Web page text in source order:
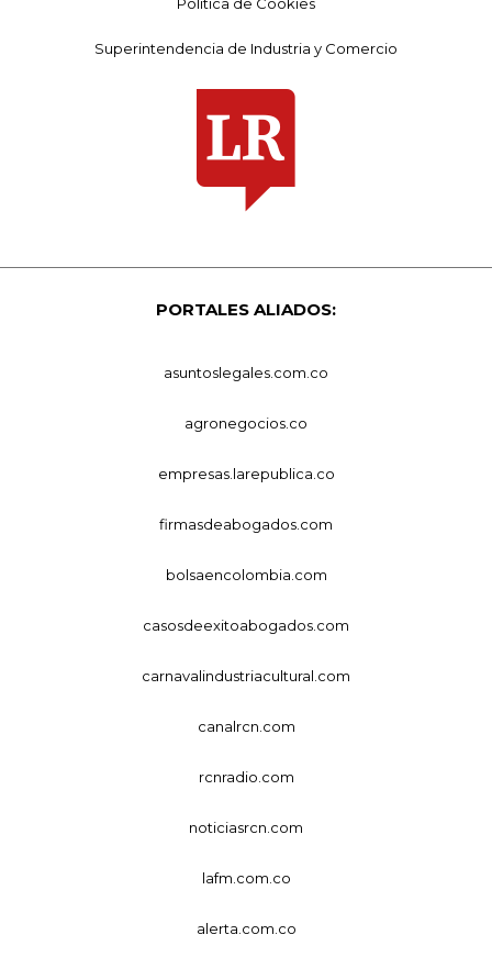
Superintendencia de Industria y Comercio
PORTALES ALIADOS:
asuntoslegales.com.co
agronegocios.co
empresas.larepublica.co
firmasdeabogados.com
bolsaencolombia.com
casosdeexitoabogados.com
carnavalindustriacultural.com
canalrcn.com
rcnradio.com
noticiasrcn.com
lafm.com.co
alerta.com.co